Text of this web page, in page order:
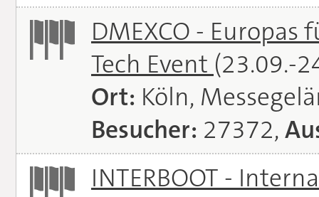
DMEXCO -
Tech Event (23.09.-
Ort: Köln,
Besucher: 27372,
INTERBOOT -